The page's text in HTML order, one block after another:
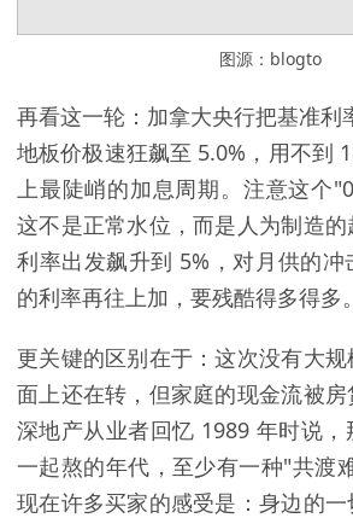
图源：blogto
再看这一轮： 加拿大央行把基准利
地板价极速狂飙至 5.0%，用不到
上最陡峭的加息周期。注意这
这不是正常水位，而是人为制造
利率出发飙升到 5%，对月供的冲
的利率再往上加，要残酷得多得多。
更关键的区别在于：这次没有大
面上还在转，但家庭的现金流被
深地产从业者回忆 1989 年时说，
一起熬的年代，至少有一种"共渡
现在许多买家的感受是：身边的一